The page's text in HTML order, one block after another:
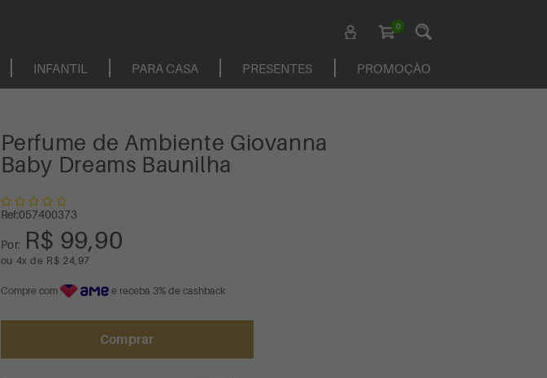
0
INFANTIL PARA CASA PRESENTES PROMOÇÃO
Perfume de Ambiente Giovanna
Baby Dreams Baunilha
Ref:057400373
Por: R$ 99,90
ou 4x de R$ 24,97
Compre com e receba 3% de cashback
Comprar